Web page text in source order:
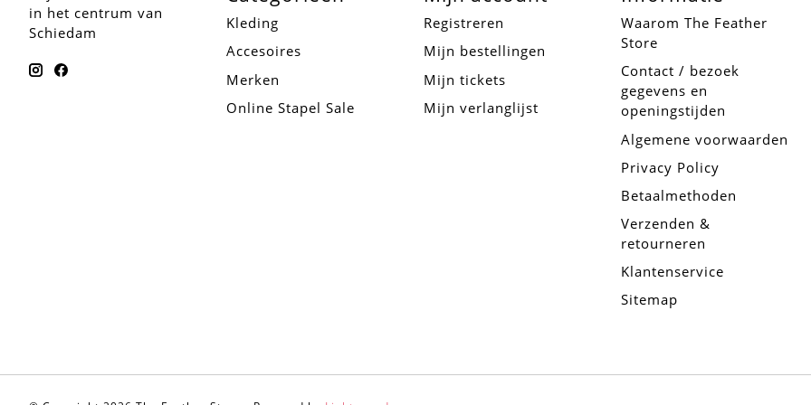
in het centrum van
Schiedam
Kleding
Accesoires
Merken
Online Stapel Sale
Registreren
Mijn bestellingen
Mijn tickets
Mijn verlanglijst
Waarom The Feather
Store
Contact / bezoek
gegevens en
openingstijden
Algemene voorwaarden
Privacy Policy
Betaalmethoden
Verzenden &
retourneren
Klantenservice
Sitemap